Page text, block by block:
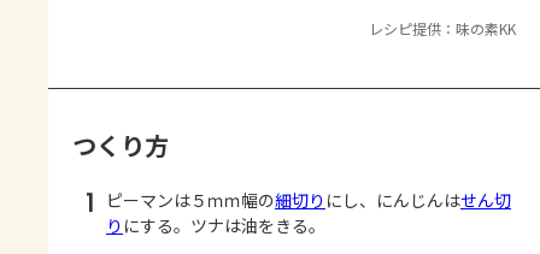
レシピ提供：味の素KK
つくり方
1 ピーマンは５ｍｍ幅の細切り にし、にんじんはせん切
り にする。ツナは油をきる。